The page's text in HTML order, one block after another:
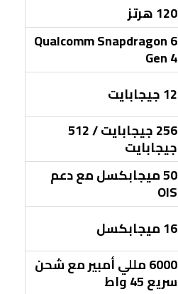
120 هرتز
Qualcomm Snapdragon 6
Gen 4
12 جيجابايت
256 جيجابايت / 512
جيجابايت
50 ميجابكسل مع دعم
OIS
16 ميجابكسل
6000 مللي أمبير مع شحن
سريع 45 واط